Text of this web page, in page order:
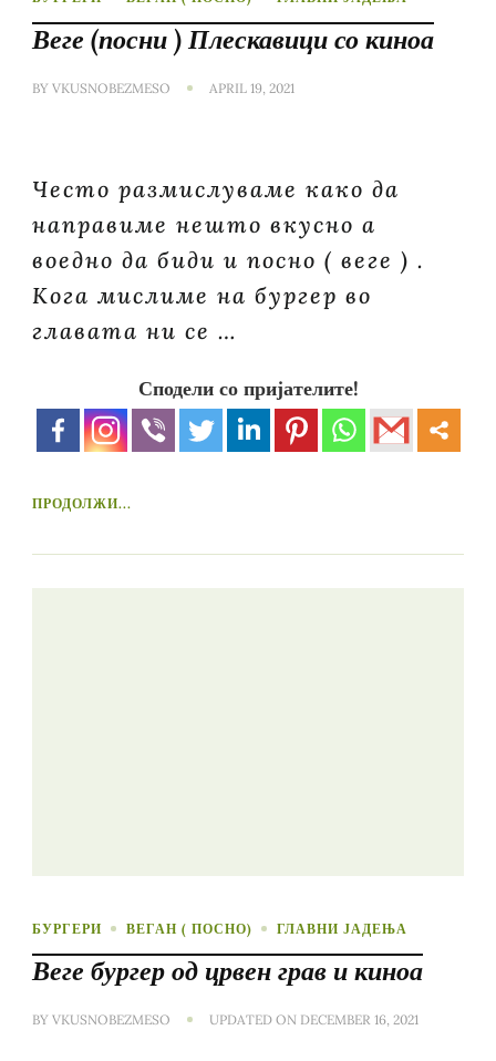
Веге (посни ) Плескавици со киноа
BY VKUSNOBEZMESO APRIL 19, 2021
Често размислуваме како да
направиме нешто вкусно а
воедно да биди и посно ( веге ) .
Кога мислиме на бургер во
главата ни се …
Сподели со пријателите!
ПРОДОЛЖИ...
БУРГЕРИ ВЕГАН ( ПОСНО) ГЛАВНИ ЈАДЕЊА
Веге бургер од црвен грав и киноа
BY VKUSNOBEZMESO UPDATED ON DECEMBER 16, 2021